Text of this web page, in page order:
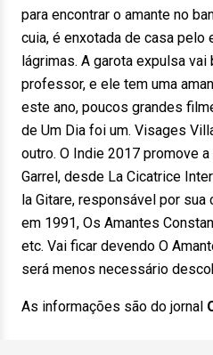
para encontrar o amante no
cuia, é enxotada de casa pelo
lágrimas. A garota expulsa vai
professor, e ele tem uma
este ano, poucos grandes
de Um Dia foi um. Visages
outro. O Indie 2017 promove
Garrel, desde La Cicatrice
la Gitare, responsável por sua
em 1991, Os Amantes
etc. Vai ficar devendo O
será menos necessário
As informações são do jornal